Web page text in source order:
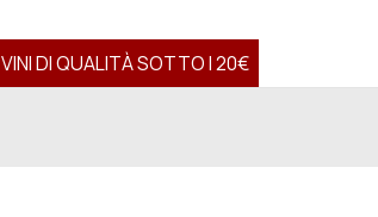
VINI DI QUALITÀ SOTTO I 20€